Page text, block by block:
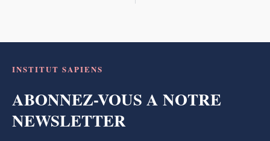
INSTITUT SAPIENS
ABONNEZ-VOUS A NOTRE
NEWSLETTER